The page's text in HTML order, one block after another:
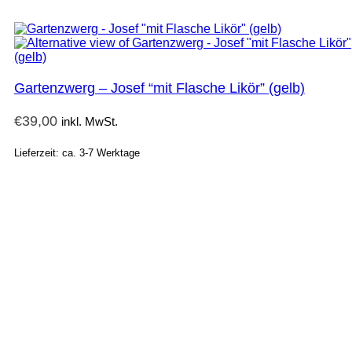
Gartenzwerg – Josef “mit Flasche Likör” (gelb)
€39,00 inkl. MwSt.
Lieferzeit: ca. 3-7 Werktage